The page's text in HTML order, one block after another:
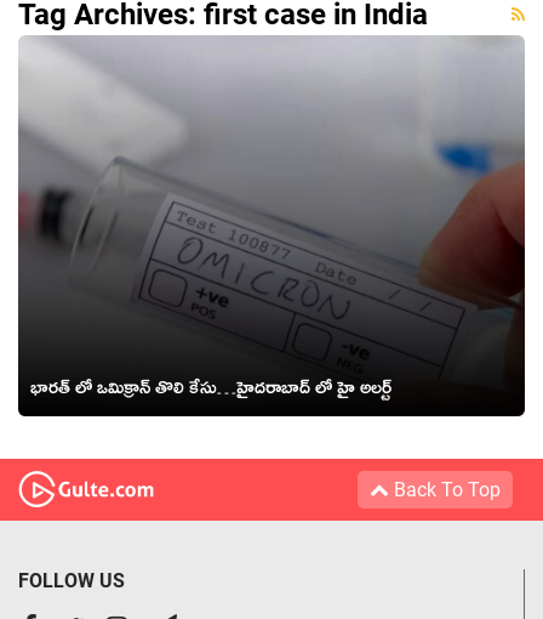
Tag Archives: first case in India
భారత్ లో ఒమిక్రాన్ తొలి కేసు…హైదరాబాద్ లో హై అలర్ట్
Back To Top
FOLLOW US